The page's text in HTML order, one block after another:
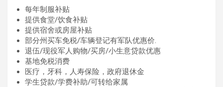
每年制服补贴
提供食堂/饮食补贴
提供宿舍或房屋补贴
部分州买车免税/车辆登记有军队优惠价.
退伍/现役军人购物/买房/小生意贷款优惠
基地免税消费
医疗，牙科，人寿保险，政府退休金
学生贷款/学费补助/可转给家属